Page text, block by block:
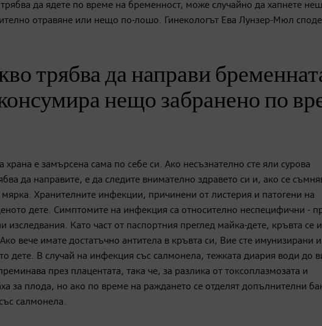
да ядете по време на бременност, може случайно да хапнете
отравяне или нещо по-лошо. Гинекологът Ева Лунзер-Мюл
трябва да направи
нещо забранено по
храна е замърсена сама по себе си. Ако несъзнателно сте яли сурова
да направите, е да следите внимателно здравето си и, ако се
Хранителните инфекции, причинени от листерия и патогени на
дете. Симптомите на инфекция са относително неспецифични -
изследвания. Като част от паспортния преглед майка-дете, кръвта се
вече имате достатъчно антитела в кръвта си, Вие сте имунизирани и
дете. В случай на инфекция със салмонела, тежката диария води до
през плацентата, така че, за разлика от токсоплазмозата и
за плода, но ако по време на раждането се отделят допълнителни
салмонела.